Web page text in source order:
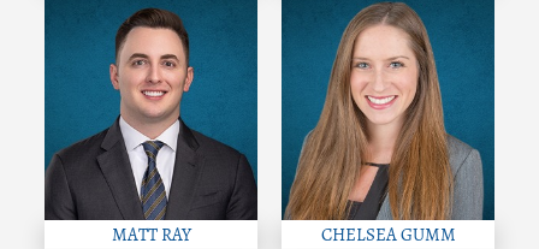
MATT RAY CHELSEA GUMM